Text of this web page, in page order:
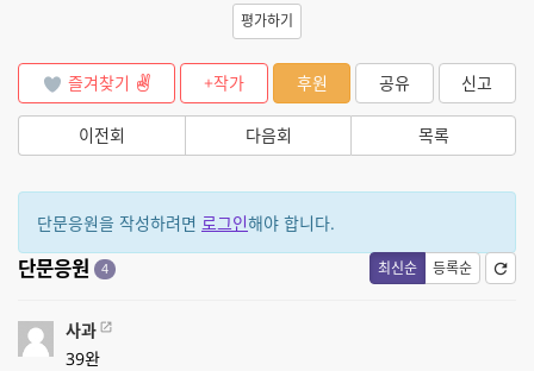
평가하기
즐겨찾기 +작가 후원 공유 신고
이전회 다음회 목록
단문응원을 작성하려면 로그인해야 합니다.
최신순 등록순
단문응원 4
사과
39완